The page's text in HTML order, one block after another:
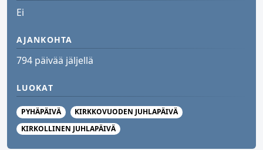
Ei
AJANKOHTA
794 päivää jäljellä
LUOKAT
PYHÄPÄIVÄ
KIRKKOVUODEN JUHLAPÄIVÄ
KIRKOLLINEN JUHLAPÄIVÄ